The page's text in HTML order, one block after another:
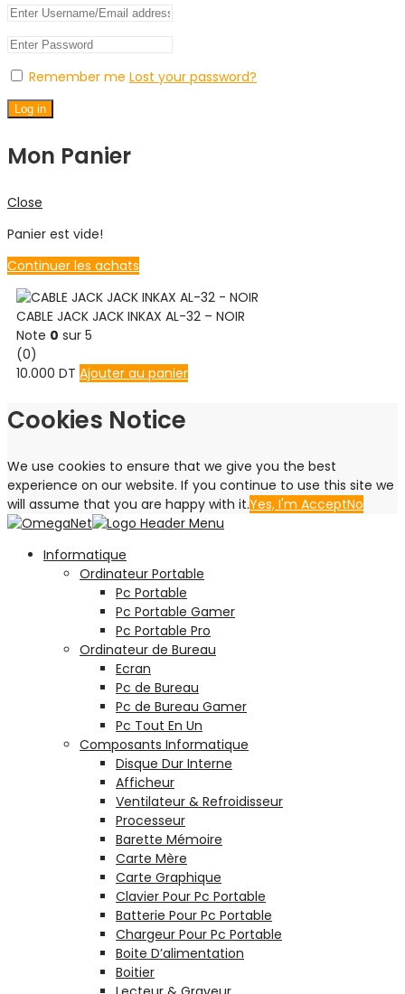
Remember me Lost your password?
Log in
Mon Panier
Close
Panier est vide!
Continuer les achats
CABLE JACK JACK INKAX AL-32 – NOIR
Note 0 sur 5
(0)
10.000 DT Ajouter au panier
Cookies Notice
We use cookies to ensure that we give you the best
experience on our website. If you continue to use this site we
will assume that you are happy with it.Yes, I'm AcceptNo
Informatique
Ordinateur Portable
Pc Portable
Pc Portable Gamer
Pc Portable Pro
Ordinateur de Bureau
Ecran
Pc de Bureau
Pc de Bureau Gamer
Pc Tout En Un
Composants Informatique
Disque Dur Interne
Afficheur
Ventilateur & Refroidisseur
Processeur
Barette Mémoire
Carte Mère
Carte Graphique
Clavier Pour Pc Portable
Batterie Pour Pc Portable
Chargeur Pour Pc Portable
Boite D’alimentation
Boitier